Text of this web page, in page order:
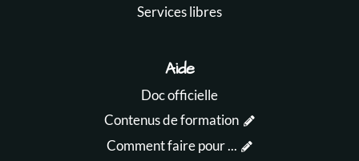
Services libres
Aide
Doc officielle
Contenus de formation
Comment faire pour ...